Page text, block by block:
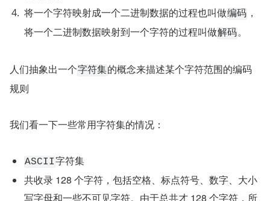
将一个字符映射成一个二进制数据的过程也叫做编码 ，
将一个二进制数据映射到一个字符的过程叫做解码。
人们抽象出一个字符集的概念来描述某个字符范围的编码
规则
我们看一下一些常用字符集的情况：
ASCII字符集
共收录 128 个字符，包括空格、标点符号、数字、大小
写字母和一些不可见字符。由于总共才 128 个字符，所